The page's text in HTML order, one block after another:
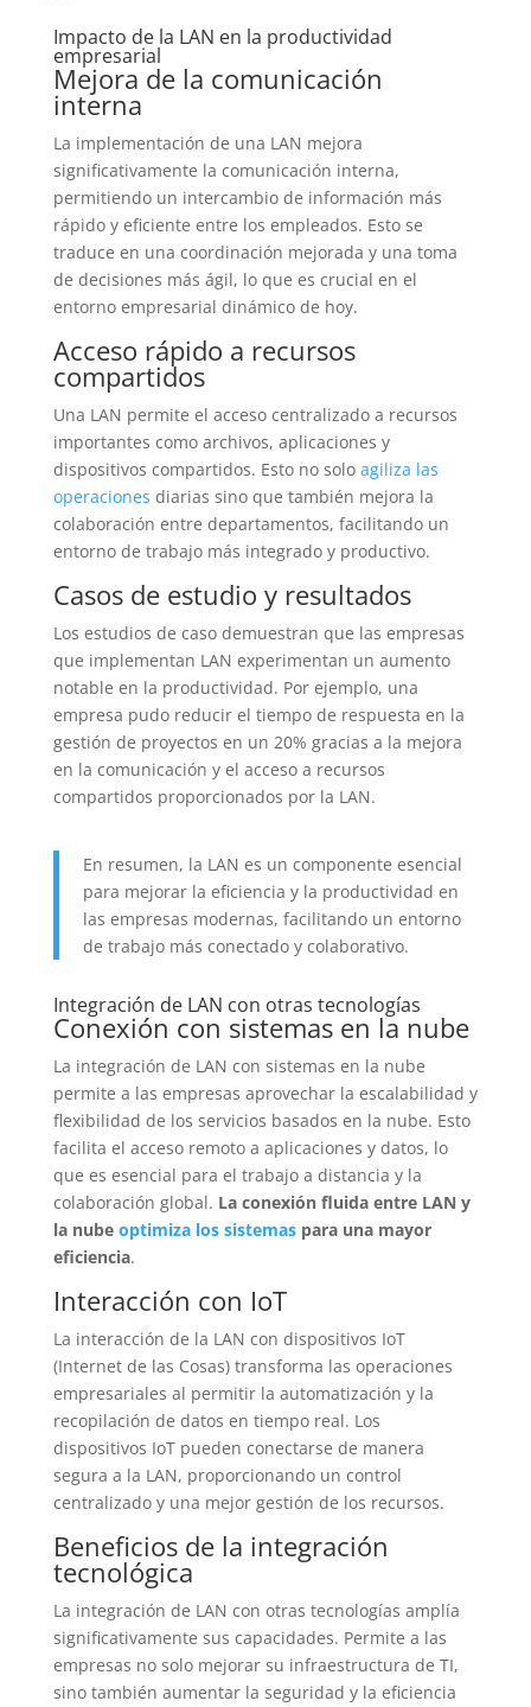
Impacto de la LAN en la productividad
empresarial
Mejora de la comunicación
interna
La implementación de una LAN mejora
significativamente la comunicación interna,
permitiendo un intercambio de información más
rápido y eficiente entre los empleados. Esto se
traduce en una coordinación mejorada y una toma
de decisiones más ágil, lo que es crucial en el
entorno empresarial dinámico de hoy.
Acceso rápido a recursos
compartidos
Una LAN permite el acceso centralizado a recursos
importantes como archivos, aplicaciones y
dispositivos compartidos. Esto no solo agiliza las
operaciones diarias sino que también mejora la
colaboración entre departamentos, facilitando un
entorno de trabajo más integrado y productivo.
Casos de estudio y resultados
Los estudios de caso demuestran que las empresas
que implementan LAN experimentan un aumento
notable en la productividad. Por ejemplo, una
empresa pudo reducir el tiempo de respuesta en la
gestión de proyectos en un 20% gracias a la mejora
en la comunicación y el acceso a recursos
compartidos proporcionados por la LAN.
En resumen, la LAN es un componente esencial
para mejorar la eficiencia y la productividad en
las empresas modernas, facilitando un entorno
de trabajo más conectado y colaborativo.
Integración de LAN con otras tecnologías
Conexión con sistemas en la nube
La integración de LAN con sistemas en la nube
permite a las empresas aprovechar la escalabilidad y
flexibilidad de los servicios basados en la nube. Esto
facilita el acceso remoto a aplicaciones y datos, lo
que es esencial para el trabajo a distancia y la
colaboración global. La conexión fluida entre LAN y
la nube optimiza los sistemaspara una mayor
eficiencia.
Interacción con IoT
La interacción de la LAN con dispositivos IoT
(Internet de las Cosas) transforma las operaciones
empresariales al permitir la automatización y la
recopilación de datos en tiempo real. Los
dispositivos IoT pueden conectarse de manera
segura a la LAN, proporcionando un control
centralizado y una mejor gestión de los recursos.
Beneficios de la integración
tecnológica
La integración de LAN con otras tecnologías amplía
significativamente sus capacidades. Permite a las
empresas no solo mejorar su infraestructura de TI,
sino también aumentar la seguridad y la eficiencia